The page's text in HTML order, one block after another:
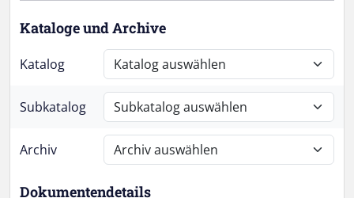
Kataloge und Archive
Katalog
Subkatalog
Archiv
Dokumentendetails